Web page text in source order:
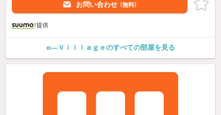
お問い合わせ （無料）
提供
α—Ｖｉｌｌａｇｅのすべての部屋を見る